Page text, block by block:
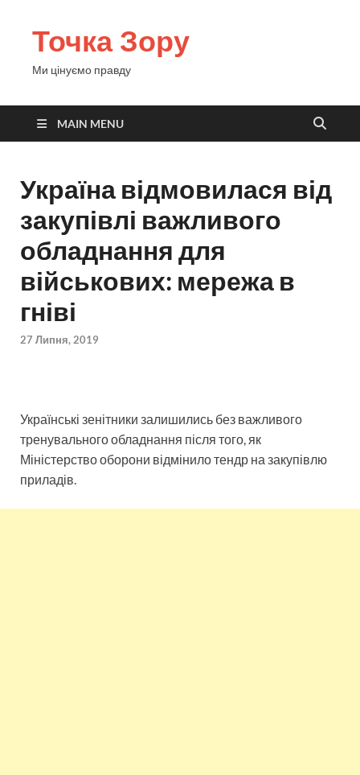
Точка Зору
Ми цінуємо правду
MAIN MENU
Україна відмовилася від
закупівлі важливого
обладнання для
військових: мережа в
гніві
27 Липня, 2019
Українські зенітники залишились без важливого
тренувального обладнання після того, як
Міністерство оборони відмінило тендр на закупівлю
приладів.